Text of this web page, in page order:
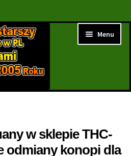
Menu
w sklepie THC-
odmiany konopi dla